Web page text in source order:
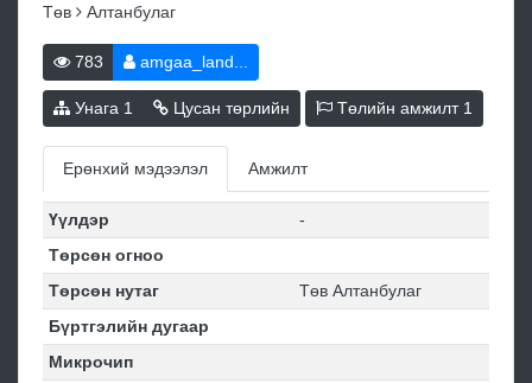
Төв Алтанбулаг
783 amgaa_land...
Унага 1 Цусан төрлийн Төлийн амжилт 1
Ерөнхий мэдээлэл Амжилт
Үүлдэр
-
Төрсөн огноо
Төрсөн нутаг
Төв Алтанбулаг
Бүртгэлийн дугаар
Микрочип